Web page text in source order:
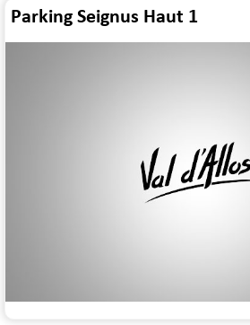
Parking Seignus Haut 1